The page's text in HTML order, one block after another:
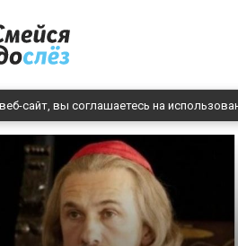
сайт, вы соглашаетесь на